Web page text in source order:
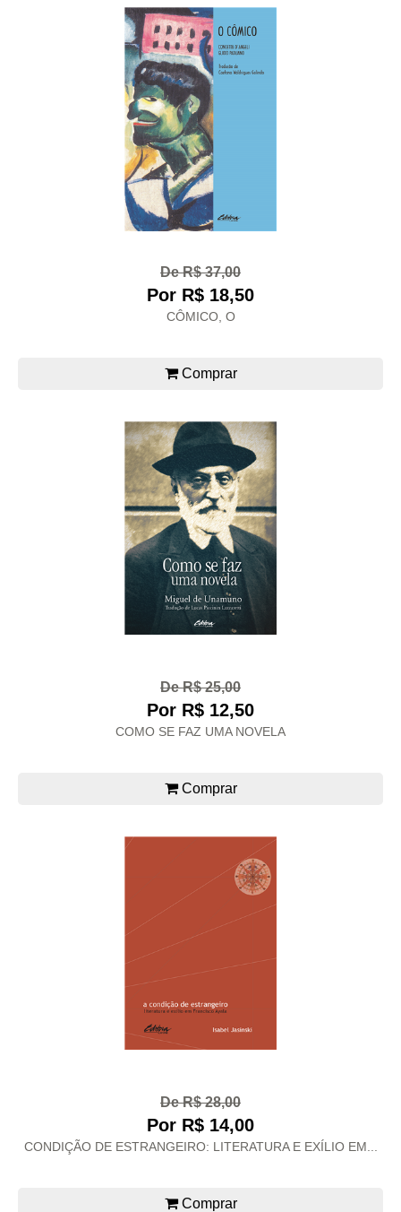
De R$ 37,00
Por R$ 18,50
CÔMICO, O
Comprar
De R$ 25,00
Por R$ 12,50
COMO SE FAZ UMA NOVELA
Comprar
De R$ 28,00
Por R$ 14,00
CONDIÇÃO DE ESTRANGEIRO: LITERATURA E EXÍLIO EM...
Comprar